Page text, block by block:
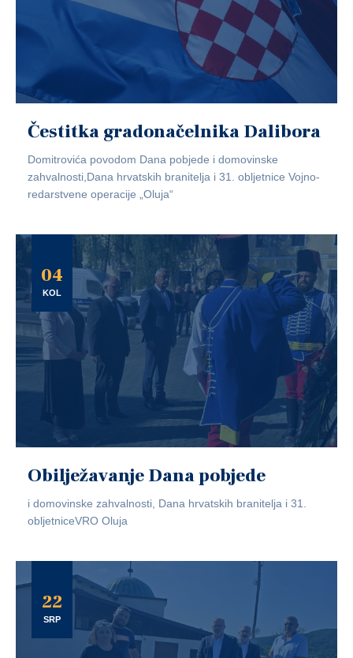
Čestitka gradonačelnika Dalibora
Domitrovića povodom Dana pobjede i domovinske
zahvalnosti,Dana hrvatskih branitelja i 31. obljetnice Vojno-
redarstvene operacije „Oluja“
04
KOL
Obilježavanje Dana pobjede
i domovinske zahvalnosti, Dana hrvatskih branitelja i 31.
obljetniceVRO Oluja
22
SRP